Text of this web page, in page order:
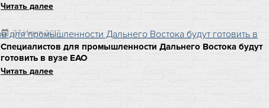
Читать далее
event 27 Июня 2017
Специалистов для промышленности Дальнего Востока будут
готовить в вузе ЕАО
Читать далее